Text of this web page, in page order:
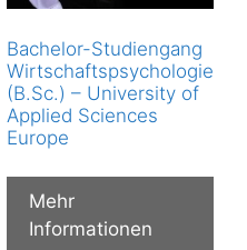
Bachelor-Studiengang
Wirtschaftspsychologie
(B.Sc.) – University of
Applied Sciences
Europe
Mehr
Informationen